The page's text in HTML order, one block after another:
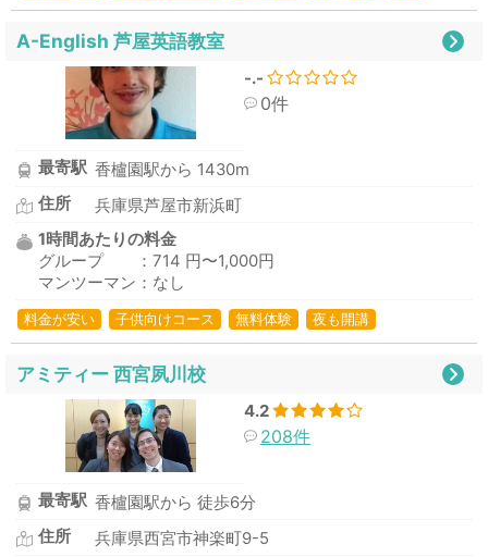
A-English 芦屋英語教室
-.-
0件
最寄駅 香櫨園駅から 1430m
住所
兵庫県芦屋市新浜町
1時間あたりの料金
グループ ：714 円〜1,000円
マンツーマン：なし
料金が安い 子供向けコース 無料体験 夜も開講
アミティー 西宮夙川校
4.2
208件
最寄駅 香櫨園駅から 徒歩6分
住所
兵庫県西宮市神楽町9-5